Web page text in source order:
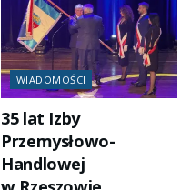
WIADOMOŚCI
35 lat Izby
Przemysłowo-
Handlowej